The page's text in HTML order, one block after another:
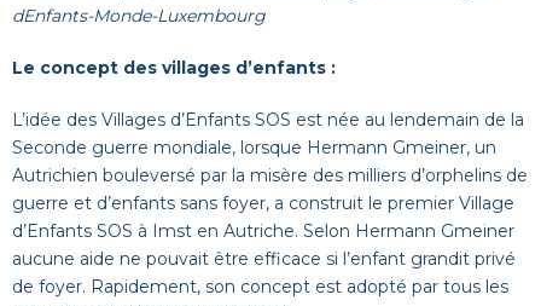
dEnfants-Monde-Luxembourg
Le concept des villages d’enfants :
L’idée des Villages d’Enfants SOS est née au lendemain de la
Seconde guerre mondiale, lorsque Hermann Gmeiner, un
Autrichien bouleversé par la misère des milliers d’orphelins de
guerre et d’enfants sans foyer, a construit le premier Village
d’Enfants SOS à Imst en Autriche. Selon Hermann Gmeiner
aucune aide ne pouvait être efficace si l’enfant grandit privé
de foyer. Rapidement, son concept est adopté par tous les